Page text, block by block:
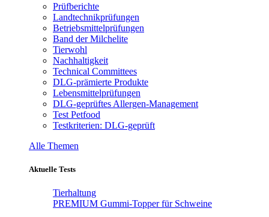
Prüfberichte
Landtechnikprüfungen
Betriebsmittelprüfungen
Band der Milchelite
Tierwohl
Nachhaltigkeit
Technical Committees
DLG-prämierte Produkte
Lebensmittelprüfungen
DLG-geprüftes Allergen-Management
Test Petfood
Testkriterien: DLG-geprüft
Alle Themen
Aktuelle Tests
Tierhaltung
PREMIUM Gummi-Topper für Schweine